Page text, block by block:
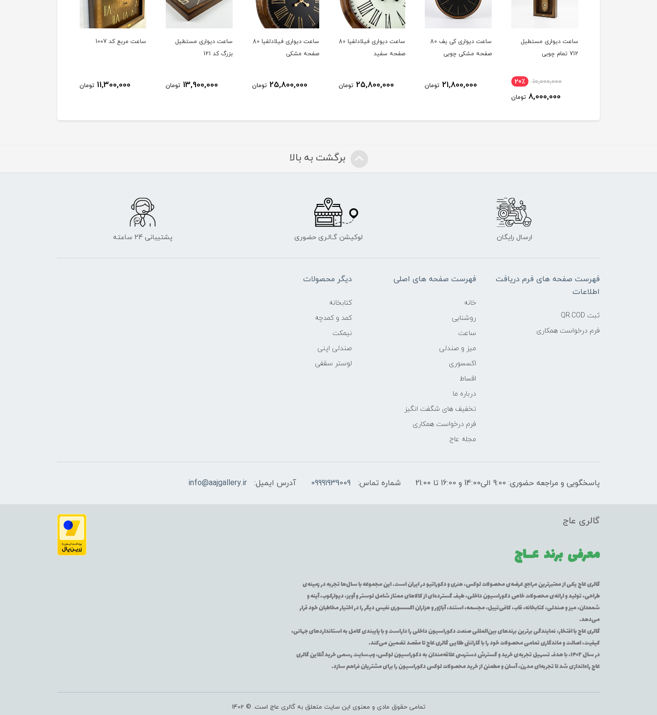
ساعت دیواری مستطیل
712 تمام چوبی
10,000,000 20٪
8,000,000 تومان
ساعت دیواری کی یف 80
صفحه مشکی چوبی
21,800,000 تومان
ساعت دیواری فیلادلفیا 80
صفحه سفید
25,800,000 تومان
ساعت دیواری فیلادلفیا 80
صفحه مشکی
25,800,000 تومان
ساعت دیواری مستطیل
بزرگ کد 121
13,900,000 تومان
ساعت مربع کد 1007
11,300,000 تومان
برگشت به بالا
ارسال رایگان لوکیشن گـالـری حضوری پشتیبانی 24 ساعته
فهرست صفحه های فرم دریافت
اطلاعات
ثبت QR.COD
فرم درخواست همکاری
فهرست صفحه های اصلی
خانه
روشنایی
ساعت
میز و صندلی
اکسسوری
اقساط
درباره ما
تخفیف های شگفت انگیز
فرم درخواست همکاری
مجله عاج
دیگر محصولات
کتابخانه
کمد و کمدچه
نیمکت
صندلی اپنی
لوستر سقفی
پاسخگویی و مراجعه حضوری: 9:00 الی14:00 و 16:00 تا 21:00 شماره تماس: 09991939009 آدرس ایمیل: info@aajgallery.ir
گالری عاج
معرفی برند عــاج
گالری عاج یکی از معتبرترین مراجع عرضه‌ی محصولات لوکس، هنری و دکوراتیو در ایران است. این مجموعه با سال‌ها تجربه در زمینه‌ی
طراحی، تولید و ارائه‌ی محصولات خاص دکوراسیون داخلی، طیف گسترده‌ای از کالاهای ممتاز شامل لوستر و آویز، دیوارکوب، آینه و
شمعدان، میز و صندلی، کتابخانه، قاب، کافی‌تیبل، مجسمه، استند، آباژور و هزاران اکسسوری نفیس دیگر را در اختیار مخاطبان خود قرار
می‌دهد.
گالری عاج با افتخار، نمایندگی برترین برندهای بین‌المللی صنعت دکوراسیون داخلی را داراست و با پایبندی کامل به استانداردهای جهانی،
کیفیت، اصالت و ماندگاری تمامی محصولات خود را با گارانتی طلایی گالری عاج تا مقصد تضمین می‌کند.
در سال ۱۴۰۲، با هدف تسهیل تجربه‌ی خرید و گسترش دسترسی علاقه‌مندان به دکوراسیون لوکس، وب‌سایت رسمی خرید آنلاین گالری
عاج راه‌اندازی شد تا تجربه‌ای مدرن، آسان و مطمئن از خرید محصولات لوکس دکوراسیون را برای مشتریان فراهم سازد.
تمامی حقوق مادی و معنوی این سایت متعلق به گالری عاج است. © 1402